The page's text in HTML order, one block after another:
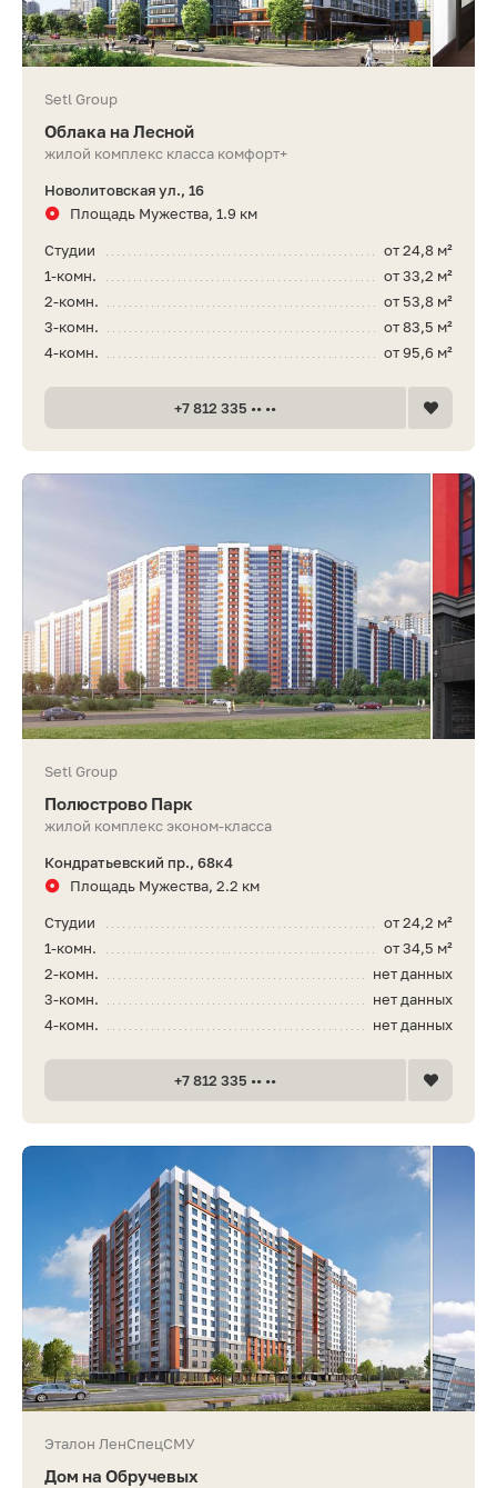
Setl Group
Облака на Лесной
жилой комплекс класса комфорт+
Новолитовская ул., 16
Площадь Мужества, 1.9 км
от 24,8 м²
Студии
от 33,2 м²
1-комн.
от 53,8 м²
2-комн.
от 83,5 м²
3-комн.
от 95,6 м²
4-комн.
+7 812 335 •• ••
Setl Group
Полюстрово Парк
жилой комплекс эконом-класса
Кондратьевский пр., 68к4
Площадь Мужества, 2.2 км
от 24,2 м²
Студии
от 34,5 м²
1-комн.
нет данных
2-комн.
нет данных
3-комн.
нет данных
4-комн.
+7 812 335 •• ••
Эталон ЛенСпецСМУ
Дом на Обручевых